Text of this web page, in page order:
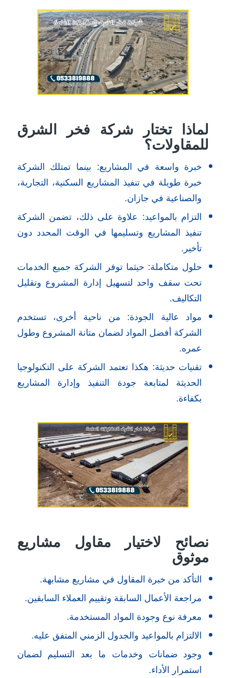
لماذا تختار شركة فخر الشرق
للمقاولات؟
خبرة واسعة في المشاريع: بينما تمتلك الشركة
خبرة طويلة في تنفيذ المشاريع السكنية، التجارية،
والصناعية في جازان.
التزام بالمواعيد: علاوة على ذلك، تضمن الشركة
تنفيذ المشاريع وتسليمها في الوقت المحدد دون
تأخير.
حلول متكاملة: حيثما توفر الشركة جميع الخدمات
تحت سقف واحد لتسهيل إدارة المشروع وتقليل
التكاليف.
مواد عالية الجودة: من ناحية أخرى، تستخدم
الشركة أفضل المواد لضمان متانة المشروع وطول
عمره.
تقنيات حديثة: هكذا تعتمد الشركة على التكنولوجيا
الحديثة لمتابعة جودة التنفيذ وإدارة المشاريع
بكفاءة.
نصائح لاختيار مقاول مشاريع
موثوق
التأكد من خبرة المقاول في مشاريع مشابهة.
مراجعة الأعمال السابقة وتقييم العملاء السابقين.
معرفة نوع وجودة المواد المستخدمة.
الالتزام بالمواعيد والجدول الزمني المتفق عليه.
وجود ضمانات وخدمات ما بعد التسليم لضمان
استمرار الأداء.